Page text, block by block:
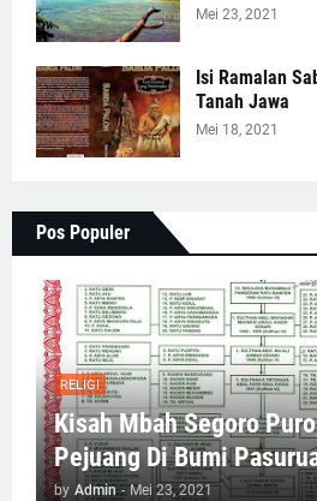
Mei 23, 2021
Isi Ramalan
Tanah Jawa
Mei 18, 2021
Pos Populer
RELIGI
Kisah Mbah Segoro
Pejuang Di Bumi
by Admin - Mei 23, 2021